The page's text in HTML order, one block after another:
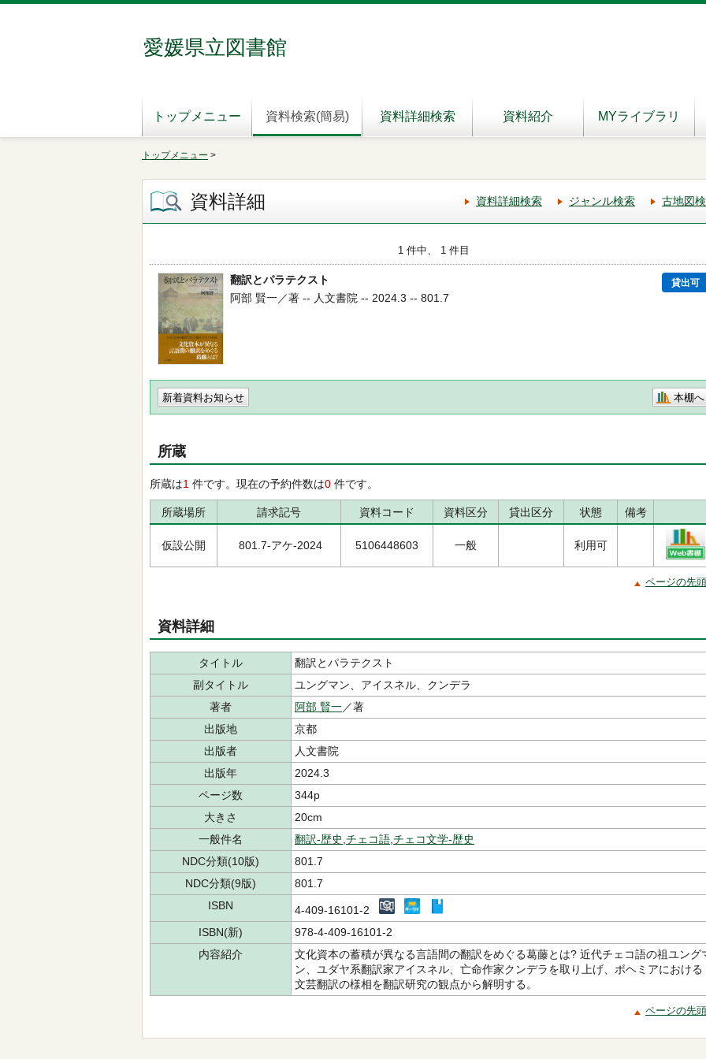
愛媛県立図書館
トップメニュー 資料検索(簡易) 資料詳細検索 資料紹介 MYライブラリ
トップメニュー >
資料詳細 資料詳細検索 ジャンル検索 古地図
1 件中、 1 件目
翻訳とパラテクスト 貸出可
阿部 賢一／著 -- 人文書院 -- 2024.3 -- 801.7
新着資料お知らせ 本棚へ
所蔵
所蔵は1 件です。現在の予約件数は0 件です。
所蔵場所 請求記号 資料コード 資料区分 貸出区分 状態 備考
仮設公開 801.7-アケ-2024 5106448603 一般 利用可
ページの先
資料詳細
タイトル
翻訳とパラテクスト
副タイトル
ユングマン、アイスネル、クンデラ
著者
阿部 賢一／著
出版地
京都
出版者
人文書院
出版年
2024.3
ページ数
344p
大きさ
20cm
一般件名
翻訳-歴史 チェコ語 チェコ文学-歴史
NDC分類(10版)
801.7
NDC分類(9版)
801.7
ISBN
4-409-16101-2
ISBN(新)
978-4-409-16101-2
内容紹介
文化資本の蓄積が異なる言語間の翻訳をめぐる葛藤とは? 近代チェコ語の祖ユング
ン、ユダヤ系翻訳家アイスネル、亡命作家クンデラを取り上げ、ボヘミアにおける
文芸翻訳の様相を翻訳研究の観点から解明する。
ページの先